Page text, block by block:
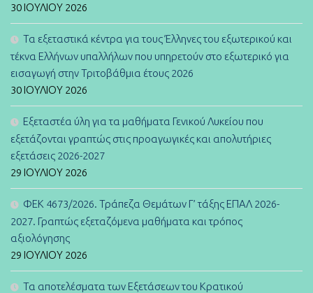
30 ΙΟΥΛΊΟΥ 2026
Τα εξεταστικά κέντρα για τους Έλληνες του εξωτερικού και
τέκνα Ελλήνων υπαλλήλων που υπηρετούν στο εξωτερικό για
εισαγωγή στην Τριτοβάθμια έτους 2026
30 ΙΟΥΛΊΟΥ 2026
Εξεταστέα ύλη για τα μαθήματα Γενικού Λυκείου που
εξετάζονται γραπτώς στις προαγωγικές και απολυτήριες
εξετάσεις 2026-2027
29 ΙΟΥΛΊΟΥ 2026
ΦΕΚ 4673/2026. Τράπεζα Θεμάτων Γ’ τάξης ΕΠΑΛ 2026-
2027. Γραπτώς εξεταζόμενα μαθήματα και τρόπος
αξιολόγησης
29 ΙΟΥΛΊΟΥ 2026
Τα αποτελέσματα των Εξετάσεων του Κρατικού